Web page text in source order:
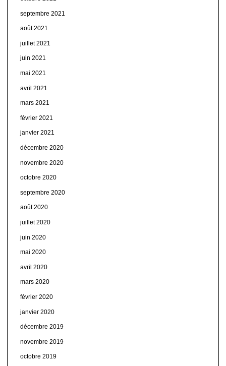
septembre 2021
août 2021
juillet 2021
juin 2021
mai 2021
avril 2021
mars 2021
février 2021
janvier 2021
décembre 2020
novembre 2020
octobre 2020
septembre 2020
août 2020
juillet 2020
juin 2020
mai 2020
avril 2020
mars 2020
février 2020
janvier 2020
décembre 2019
novembre 2019
octobre 2019